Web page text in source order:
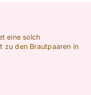
eine solch
zu den Brautpaaren in